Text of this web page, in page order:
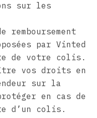
sur les
par Vinted
de votre colis.
vos droits en
sur la
en cas de
d’un colis.